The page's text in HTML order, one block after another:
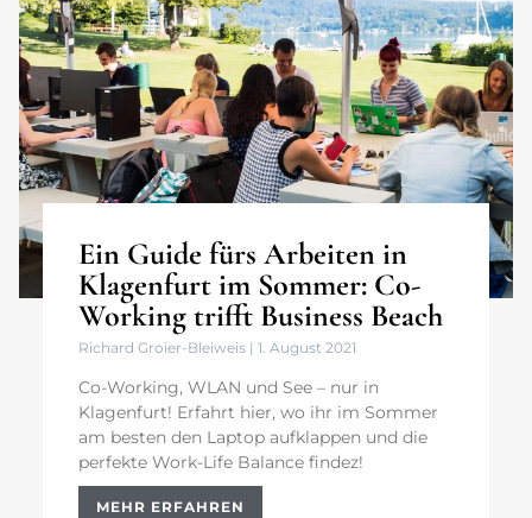
Ein Guide fürs Arbeiten in
Klagenfurt im Sommer: Co-
Working trifft Business Beach
Richard Groier-Bleiweis 1. August 2021
Co-Working, WLAN und See – nur in
Klagenfurt! Erfahrt hier, wo ihr im Sommer
am besten den Laptop aufklappen und die
perfekte Work-Life Balance findez!
MEHR ERFAHREN